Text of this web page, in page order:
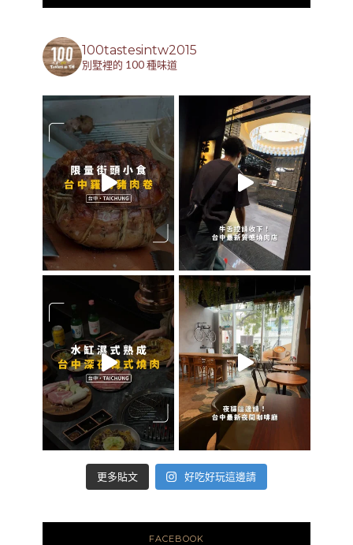
100tastesintw2015
別墅裡的 100 種味道
更多貼文 好吃好玩這邊請
FACEBOOK